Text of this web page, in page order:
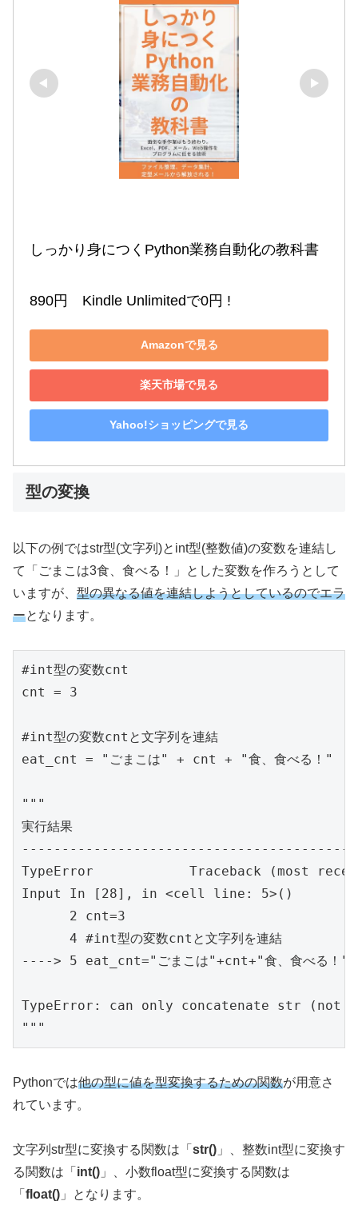
しっかり身につくPython業務自動化の教科書
890円　Kindle Unlimitedで0円 !
Amazonで見る
楽天市場で見る
Yahoo!ショッピングで見る
型の変換
以下の例ではstr型(文字列)とint型(整数値)の変数を連結し
て「ごまこは3食、食べる！」とした変数を作ろうとして
いますが、 型の異なる値を連結しようとしているのでエラ
ーとなります。
#int型の変数cnt
cnt = 3
#int型の変数cntと文字列を連結
eat_cnt = "ごまこは" + cnt + "食、食べる！"
"""
実行結果
-----------------------------------------
TypeError            Traceback (most
Input In [28], in <cell line: 5>()
      2 cnt=3
      4 #int型の変数cntと文字列を連結
----> 5 eat_cnt="ごまこは"+cnt+"食、食べる！"
TypeError: can only concatenate str
"""
Pythonでは他の型に値を型変換するための関数が用意さ
れています。
文字列str型に変換する関数は「 str() 」、整数int型に変換す
る関数は「 int() 」、小数float型に変換する関数は
「 float() 」となります。